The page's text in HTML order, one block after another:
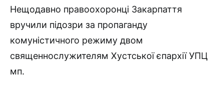
Нещодавно правоохоронці Закарпаття
вручили підозри за пропаганду
комуністичного режиму двом
священнослужителям Хустської єпархії УПЦ
мп.